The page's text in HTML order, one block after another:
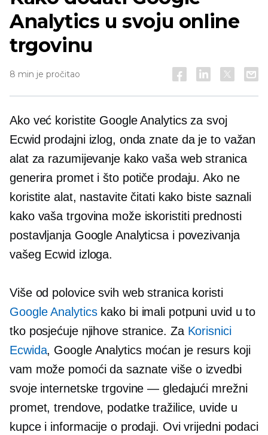
Analytics u svoju online
trgovinu
8 min je pročitao
Ako već koristite Google Analytics za svoj
Ecwid prodajni izlog, onda znate da je to važan
alat za razumijevanje kako vaša web stranica
generira promet i što potiče prodaju. Ako ne
koristite alat, nastavite čitati kako biste saznali
kako vaša trgovina može iskoristiti prednosti
postavljanja Google Analyticsa i povezivanja
vašeg Ecwid izloga.
Više od polovice svih web stranica koristi
Google Analyticskako bi imali potpuni uvid u to
tko posjećuje njihove stranice. Za Korisnici
Ecwida, Google Analytics moćan je resurs koji
vam može pomoći da saznate više o izvedbi
svoje internetske trgovine — gledajući mrežni
promet, trendove, podatke tražilice, uvide u
kupce i informacije o prodaji. Ovi vrijedni podaci